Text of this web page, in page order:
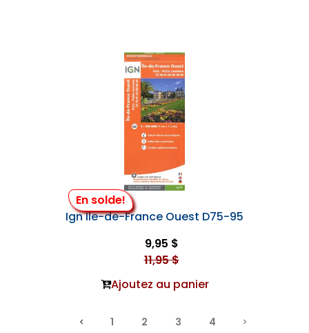
En solde!
Ign Ile-de-France Ouest D75-95
9,95 $
11,95 $
Ajoutez au panier
1 2 3 4